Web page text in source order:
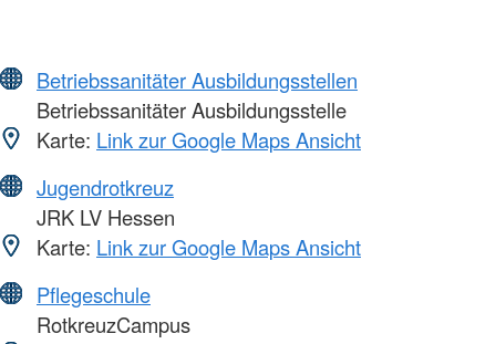
Betriebssanitäter Ausbildungsstellen
Betriebssanitäter Ausbildungsstelle
Karte: Link zur Google Maps Ansicht
Jugendrotkreuz
JRK LV Hessen
Karte: Link zur Google Maps Ansicht
Pflegeschule
RotkreuzCampus